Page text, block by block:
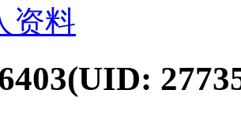
资料
(UID: